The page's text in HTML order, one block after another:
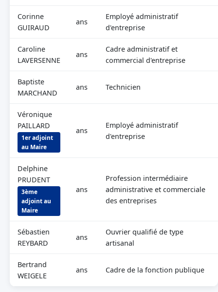
Corinne
GUIRAUD
ans
Employé administratif
d'entreprise
Caroline
LAVERSENNE
ans
Cadre administratif et
commercial d'entreprise
Baptiste
MARCHAND
ans Technicien
Véronique
PAILLARD
1er adjoint
au Maire
ans
Employé administratif
d'entreprise
Delphine
PRUDENT
3ème
adjoint au
Maire
ans
Profession intermédiaire
administrative et commerciale
des entreprises
Sébastien
REYBARD
ans
Ouvrier qualifié de type
artisanal
Bertrand
WEIGELE
ans Cadre de la fonction publique